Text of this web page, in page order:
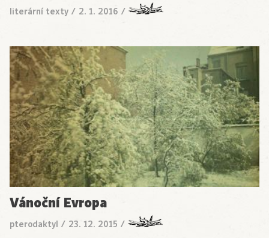
literární texty / 2. 1. 2016 /
Vánoční Evropa
pterodaktyl / 23. 12. 2015 /